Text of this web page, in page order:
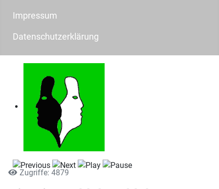
Impressum
Datenschutzerklärung
Zugriffe: 4879